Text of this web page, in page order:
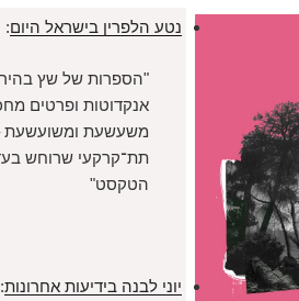
נטע הלפרין בישראל היום:
"הספרות של שץ בהירה, משופעת
אנקדוטות ופרטים מחכימים, ובעיקר
משעשעת ומשועשעת – מעין זרם
תת־קרקעי שרוחש בעדינות תחת
הטקסט"
יוני לבנה בידיעות אחרונות :